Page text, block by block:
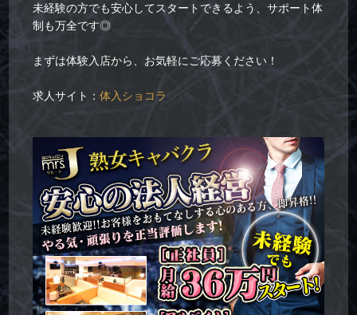
未経験の方でも安心してスタートできるよう、サポート体
制も万全です◎
まずは体験入店から、お気軽にご応募ください！
求人サイト：体入ショコラ